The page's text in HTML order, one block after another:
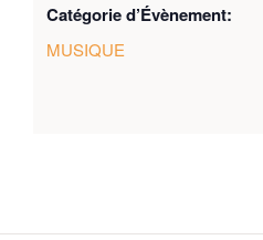
Catégorie d’Évènement:
MUSIQUE